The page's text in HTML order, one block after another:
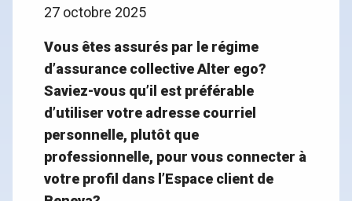
27 octobre 2025
Vous êtes assurés par le régime
d’assurance collective Alter ego?
Saviez-vous qu’il est préférable
d’utiliser votre adresse courriel
personnelle, plutôt que
professionnelle, pour vous connecter à
votre profil dans l’Espace client de